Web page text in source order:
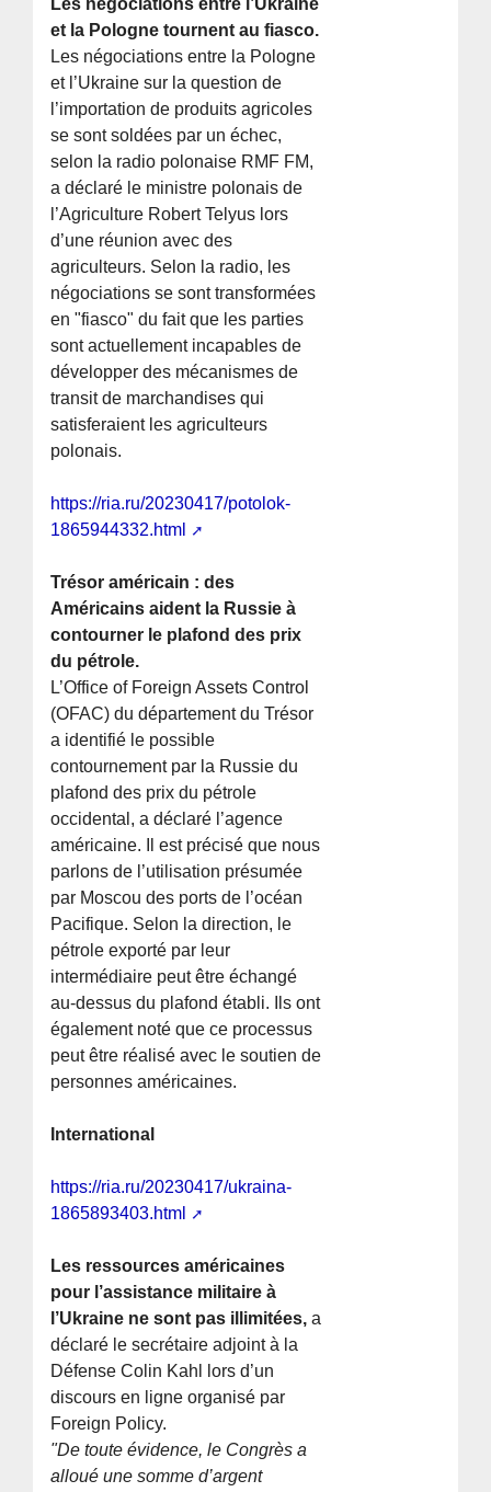
Les négociations entre l’Ukraine
et la Pologne tournent au fiasco.
Les négociations entre la Pologne
et l’Ukraine sur la question de
l’importation de produits agricoles
se sont soldées par un échec,
selon la radio polonaise RMF FM,
a déclaré le ministre polonais de
l’Agriculture Robert Telyus lors
d’une réunion avec des
agriculteurs. Selon la radio, les
négociations se sont transformées
en "fiasco" du fait que les parties
sont actuellement incapables de
développer des mécanismes de
transit de marchandises qui
satisferaient les agriculteurs
polonais.
https://ria.ru/20230417/potolok-
1865944332.html
Trésor américain : des
Américains aident la Russie à
contourner le plafond des prix
du pétrole.
L’Office of Foreign Assets Control
(OFAC) du département du Trésor
a identifié le possible
contournement par la Russie du
plafond des prix du pétrole
occidental, a déclaré l’agence
américaine. Il est précisé que nous
parlons de l’utilisation présumée
par Moscou des ports de l’océan
Pacifique. Selon la direction, le
pétrole exporté par leur
intermédiaire peut être échangé
au-dessus du plafond établi. Ils ont
également noté que ce processus
peut être réalisé avec le soutien de
personnes américaines.
International
https://ria.ru/20230417/ukraina-
1865893403.html
Les ressources américaines
pour l’assistance militaire à
l’Ukraine ne sont pas illimitées, a
déclaré le secrétaire adjoint à la
Défense Colin Kahl lors d’un
discours en ligne organisé par
Foreign Policy.
"De toute évidence, le Congrès a
alloué une somme d’argent